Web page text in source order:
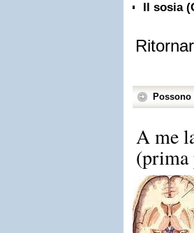
Il sosia
A me
(prima